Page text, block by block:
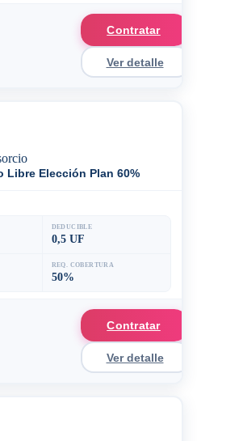
Contratar
Ver detalle
Libre Elección Plan 60%
DEDUCIBLE
0,5 UF
REQ. COBERTURA
50%
Contratar
Ver detalle